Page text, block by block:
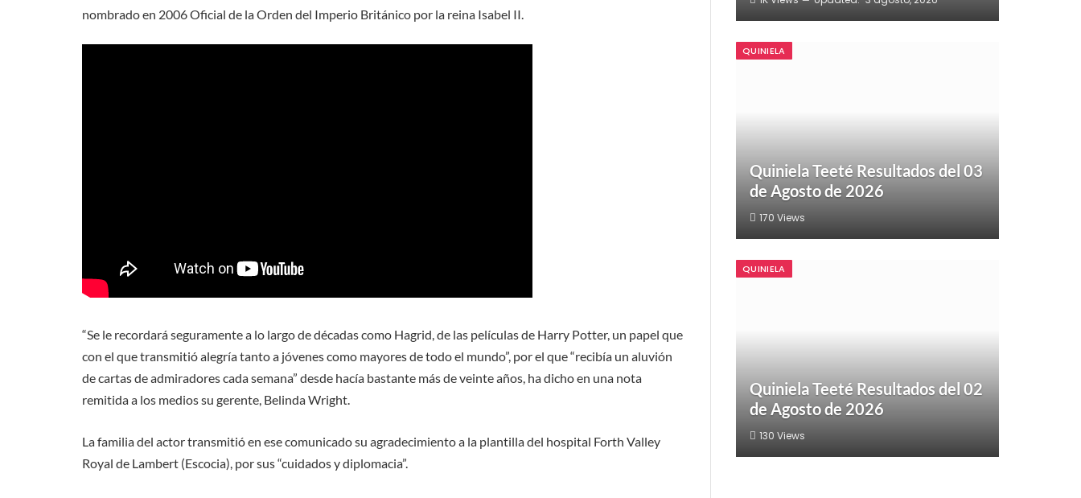
nombrado en 2006 Oficial de la Orden del Imperio Británico por la reina Isabel II.
“Se le recordará seguramente a lo largo de décadas como Hagrid, de las películas de Harry Potter, un papel que
con el que transmitió alegría tanto a jóvenes como mayores de todo el mundo”, por el que “recibía un aluvión
de cartas de admiradores cada semana” desde hacía bastante más de veinte años, ha dicho en una nota
remitida a los medios su gerente, Belinda Wright.
La familia del actor transmitió en ese comunicado su agradecimiento a la plantilla del hospital Forth Valley
Royal de Lambert (Escocia), por sus “cuidados y diplomacia”.
QUINIELA
Quiniela Teeté Resultados del 03
de Agosto de 2026
170 Views
QUINIELA
Quiniela Teeté Resultados del 02
de Agosto de 2026
130 Views